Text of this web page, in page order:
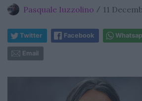
Pasquale Iuzzolino / 11
Twitter Facebook
Email